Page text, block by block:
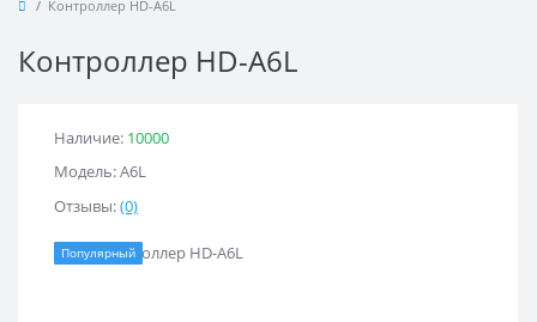
Контроллер HD-A6L
Контроллер HD-A6L
Наличие: 10000
Модель: A6L
Отзывы:(0)
Популярный